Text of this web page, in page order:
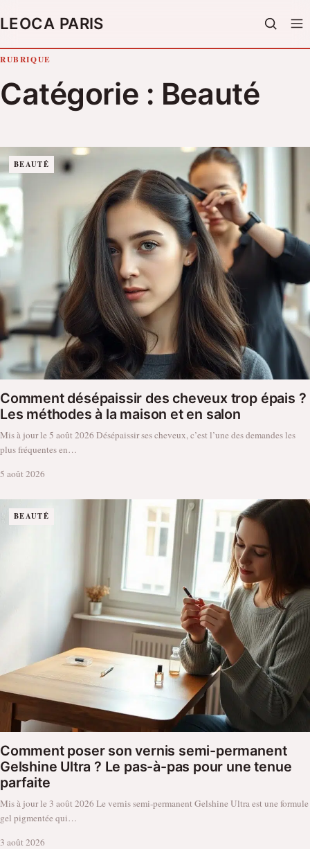
LEOCA PARIS
LIFESTYLE
Rechercher
:
RUBRIQUE
Catégorie : Beauté
BEAUTÉ
Comment désépaissir des cheveux trop épais ?
Les méthodes à la maison et en salon
Mis à jour le 5 août 2026 Désépaissir ses cheveux, c’est l’une des demandes les
plus fréquentes en…
5 août 2026
BEAUTÉ
Comment poser son vernis semi-permanent
Gelshine Ultra ? Le pas-à-pas pour une tenue
parfaite
Mis à jour le 3 août 2026 Le vernis semi-permanent Gelshine Ultra est une formule
gel pigmentée qui…
3 août 2026